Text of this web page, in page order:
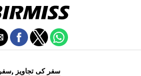
سفر, سفر کی تجاویز